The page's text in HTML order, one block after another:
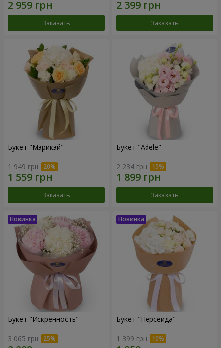
Заказать Заказать
Букет "Мэрикэй"
1 949 грн
Заказать
Букет "Adele"
2 234 грн
Заказать
Букет "Искренность"
3 065 грн
Букет "Персеида"
1 399 грн